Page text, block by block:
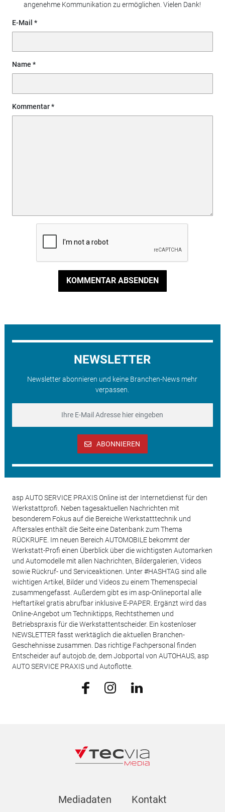
angenehme Kommunikation zu ermöglichen. Vielen Dank!
E-Mail
Name
Kommentar
KOMMENTAR ABSENDEN
NEWSLETTER
Newsletter abonnieren und keine Branchen-News mehr
verpassen.
ABONNIEREN
asp AUTO SERVICE PRAXIS Online ist der Internetdienst für den
Werkstattprofi. Neben tagesaktuellen Nachrichten mit
besonderem Fokus auf die Bereiche Werkstatttechnik und
Aftersales enthält die Seite eine Datenbank zum Thema
RÜCKRUFE. Im neuen Bereich AUTOMOBILE bekommt der
Werkstatt-Profi einen Überblick über die wichtigsten Automarken
und Automodelle mit allen Nachrichten, Bildergalerien, Videos
sowie Rückruf- und Serviceaktionen. Unter #HASHTAG sind alle
wichtigen Artikel, Bilder und Videos zu einem Themenspecial
zusammengefasst. Außerdem gibt es im asp-Onlineportal alle
Heftartikel gratis abrufbar inklusive E-PAPER. Ergänzt wird das
Online-Angebot um Techniktipps, Rechtsthemen und
Betriebspraxis für die Werkstattentscheider. Ein kostenloser
NEWSLETTER fasst werktäglich die aktuellen Branchen-
Geschehnisse zusammen. Das richtige Fachpersonal finden
Entscheider auf autojob.de, dem Jobportal von AUTOHAUS, asp
AUTO SERVICE PRAXIS und Autoflotte.
Mediadaten Kontakt